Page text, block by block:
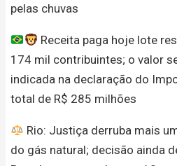
pelas chuvas
Receita paga hoje lote
174 mil contribuintes; o valor
indicada na declaração do
total de R$ 285 milhões
Rio: Justiça derruba mais
do gás natural; decisão ainda